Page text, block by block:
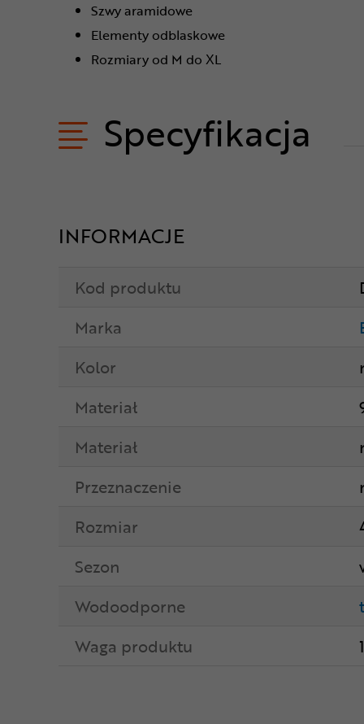
Szwy aramidowe
Elementy odblaskowe
Rozmiary od M do XL
Specyfikacja
INFORMACJE
Kod produktu
Marka
Kolor
Materiał
Materiał
Przeznaczenie
Rozmiar
Sezon
Wodoodporne
Waga produktu